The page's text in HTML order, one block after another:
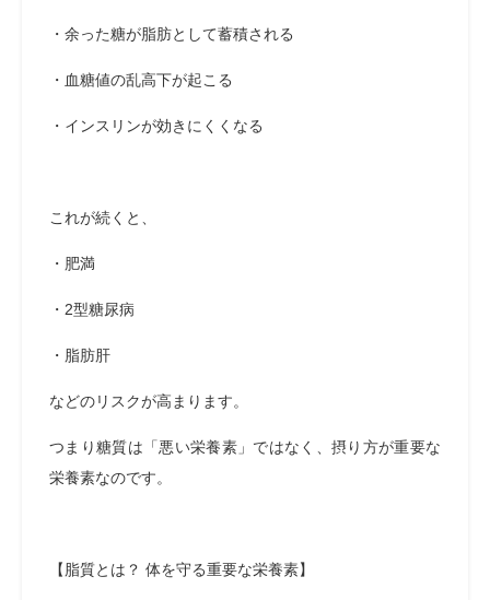
・余った糖が脂肪として蓄積される
・血糖値の乱高下が起こる
・インスリンが効きにくくなる
これが続くと、
・肥満
・2型糖尿病
・脂肪肝
などのリスクが高まります。
つまり糖質は「悪い栄養素」ではなく、摂り方が重要な
栄養素なのです。
【脂質とは？ 体を守る重要な栄養素】